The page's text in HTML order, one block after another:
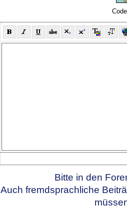
Bitte in den
Auch fremdsprachliche